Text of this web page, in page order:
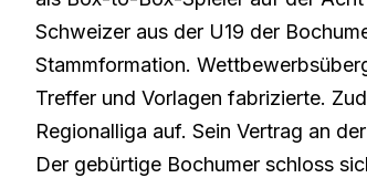
Schweizer aus der U19 der
Stammformation.
Treffer und Vorlagen fabrizierte.
Regionalliga auf. Sein Vertrag an
Der gebürtige Bochumer schloss